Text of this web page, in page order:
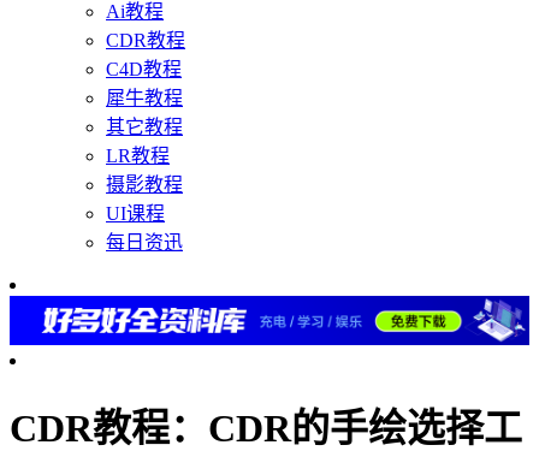
Ai教程
CDR教程
C4D教程
犀牛教程
其它教程
LR教程
摄影教程
UI课程
每日资迅
CDR教程：CDR的手绘选择工